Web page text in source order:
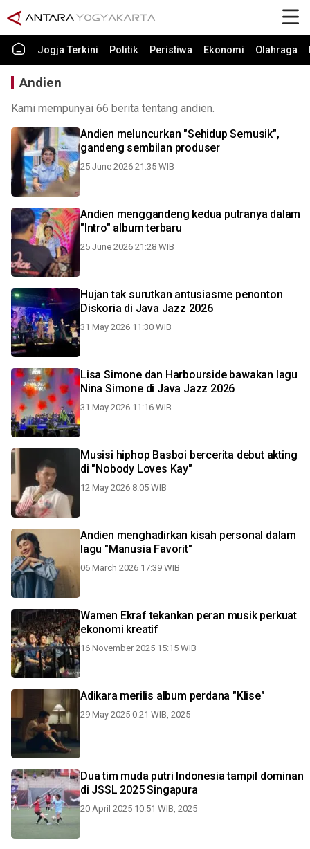
Jogja Terkini Politik Peristiwa Ekonomi Olahraga
Andien
Kami mempunyai 66 berita tentang andien.
Andien meluncurkan "Sehidup Semusik",
gandeng sembilan produser
25 June 2026 21:35 WIB
Andien menggandeng kedua putranya dalam
"Intro" album terbaru
25 June 2026 21:28 WIB
Hujan tak surutkan antusiasme penonton
Diskoria di Java Jazz 2026
31 May 2026 11:30 WIB
Lisa Simone dan Harbourside bawakan lagu
Nina Simone di Java Jazz 2026
31 May 2026 11:16 WIB
Musisi hiphop Basboi bercerita debut akting
di "Nobody Loves Kay"
12 May 2026 8:05 WIB
Andien menghadirkan kisah personal dalam
lagu "Manusia Favorit"
06 March 2026 17:39 WIB
Wamen Ekraf tekankan peran musik perkuat
ekonomi kreatif
16 November 2025 15:15 WIB
Adikara merilis album perdana "Klise"
29 May 2025 0:21 WIB, 2025
Dua tim muda putri Indonesia tampil dominan
di JSSL 2025 Singapura
20 April 2025 10:51 WIB, 2025